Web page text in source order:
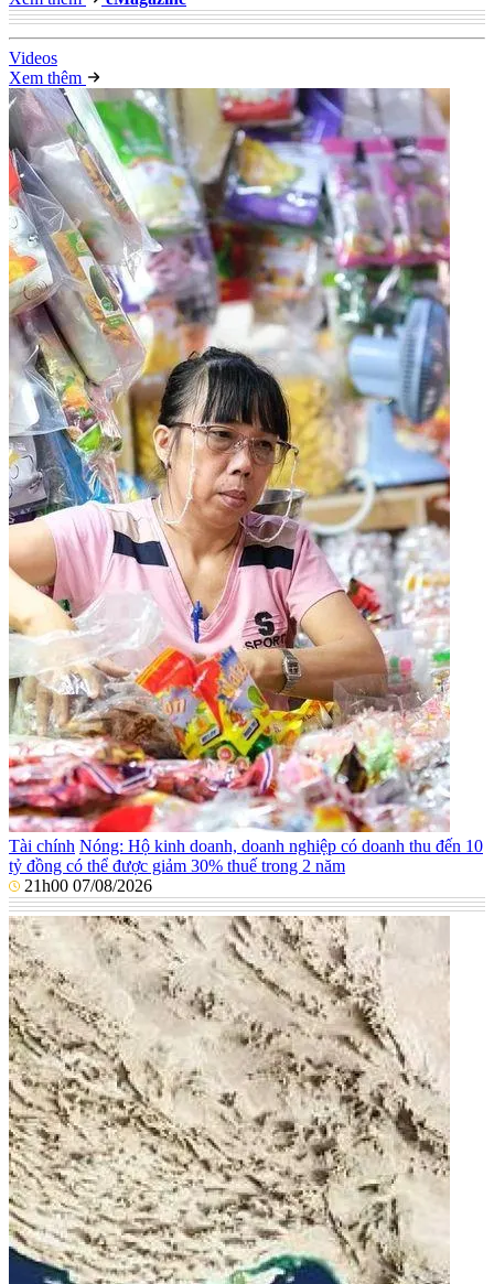
Videos
Xem thêm
Tài chính Nóng: Hộ kinh doanh, doanh nghiệp có doanh thu đến 10
tỷ đồng có thể được giảm 30% thuế trong 2 năm
21h00 07/08/2026